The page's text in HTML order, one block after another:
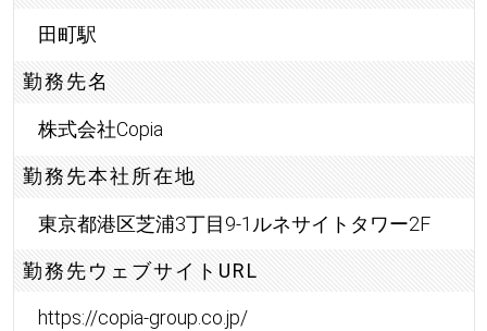
田町駅
勤務先名
株式会社Copia
勤務先本社所在地
東京都港区芝浦3丁目9-1ルネサイトタワー2F
勤務先ウェブサイトURL
https://copia-group.co.jp/